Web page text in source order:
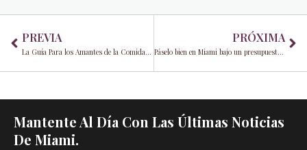
PREVIA
La Guía Para los Amantes de la Comida en Miami
PRÓXIMA
Páselo bien en Miami bajo un presupuesto limitado
Mantente Al Día Con Las Últimas Noticias
De Miami.